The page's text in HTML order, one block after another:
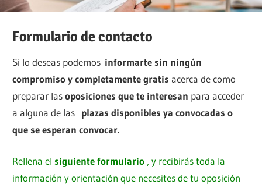
Formulario de contacto
Si lo deseas podemos informarte sin ningún
compromiso y completamente gratis acerca de como
preparar lasoposiciones que te interesan para acceder
a alguna de las plazas disponibles ya convocadas o
que se esperan convocar.
Rellena el siguiente formulario , y recibirás toda la
información y orientación que necesites de tu oposición